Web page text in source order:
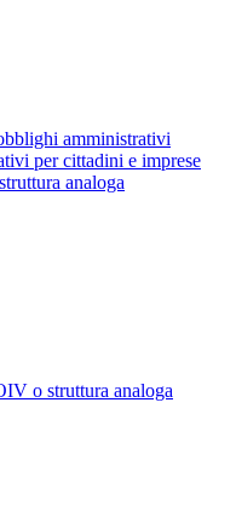
amministrativi
per cittadini e imprese
analoga
o struttura analoga